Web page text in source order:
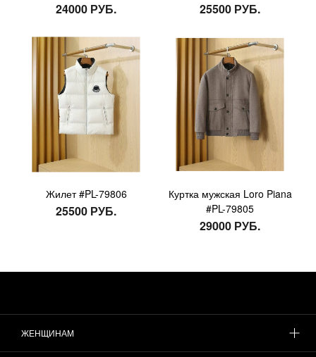
24000 РУБ. 25500 РУБ.
Жилет #PL-79806
25500 РУБ.
Куртка мужская Loro Piana
#PL-79805
29000 РУБ.
ЖЕНЩИНАМ